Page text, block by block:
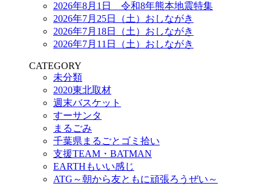
2026年8月1日 令和8年熊本地震特集
2026年7月25日（土）おしながき
2026年7月18日（土）おしながき
2026年7月11日（土）おしながき
CATEGORY
未分類
2020東北取材
週末バスケット
すーサンタ
まるごみ
千葉県まるごとゴミ拾い
支援TEAM・BATMAN
EARTHもいい感じ
ATG～朝から友ともに頑張ろうぜい～